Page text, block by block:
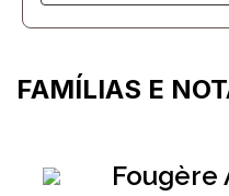
FAMÍLIAS E
Fougère